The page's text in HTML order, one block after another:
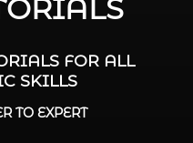
FOR ALL
SKILLS
TO EXPERT